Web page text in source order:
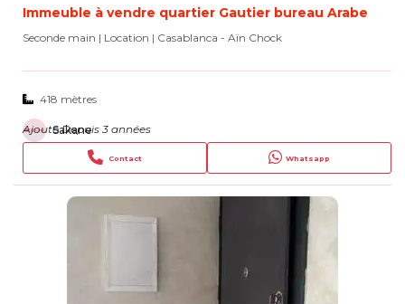
Immeuble à vendre quartier Gautier bureau Arabe
Seconde main | Location | Casablanca - Aïn Chock
418 mètres
Sakane
Contact Whatsapp
Ajouté Depuis 3 années